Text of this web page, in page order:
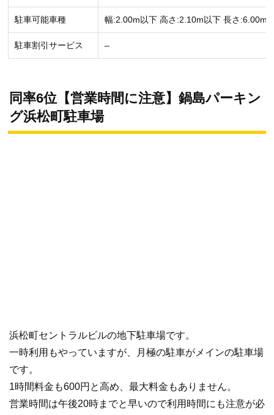
駐車可能車種 幅:2.00m以下 高さ:2.10m以下 長さ:6.00m
駐車割引サービス –
同率6位【営業時間に注意】鍋島パーキン
グ浜松町駐車場
浜松町セントラルビルの地下駐車場です。
一時利用もやっていますが、月極の駐車がメインの駐車場
です。
1時間料金も600円と高め、最大料金もありません。
営業時間は午後20時までと早いので利用時間にも注意が必